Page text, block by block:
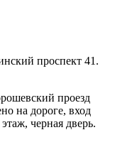
проспект 41.
проезд
на дороге, вход
черная дверь.